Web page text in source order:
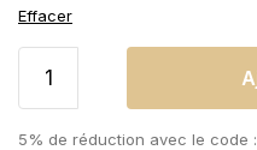
Effacer
5% de réduction avec le code :